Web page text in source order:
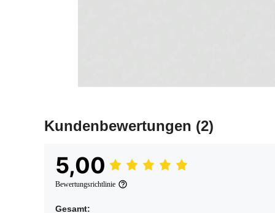
Kundenbewertungen (2)
5,00
Bewertungsrichtlinie
Gesamt: